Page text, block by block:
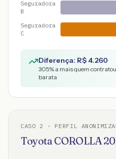
Seguradora
B
Seguradora
C
Diferença: R$ 4.260
305% a mais quem
barata
CASO 2 · PERFIL
ToyotaCOROLLA